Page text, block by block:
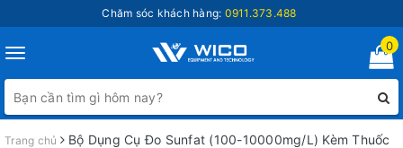
Chăm sóc khách hàng: 0911.373.488
Toggle
navigation
0
Trang chủ
Bộ Dụng Cụ Đo Sunfat (100-10000mg/L) Kèm Thuốc